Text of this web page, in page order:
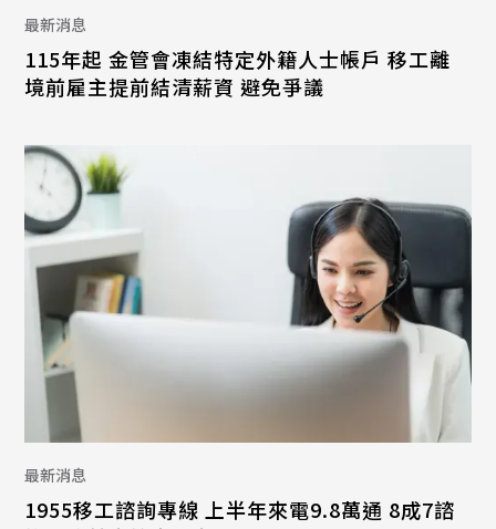
最新消息
115年起 金管會凍結特定外籍人士帳戶 移工離
境前雇主提前結清薪資 避免爭議
最新消息
1955移工諮詢專線 上半年來電9.8萬通 8成7諮